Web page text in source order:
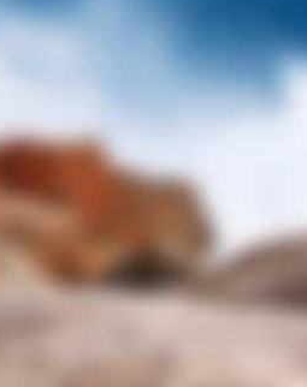
gouvernement